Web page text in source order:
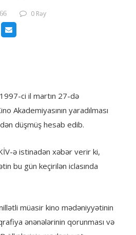
0 Rəy
ci il martın 27-də
Akademiyasının yaradılması
düşmüş hesab edib.
ə istinadən xəbər verir ki,
bu gün keçirilən iclasında
müasir kino mədəniyyətinin
ənənələrinin qorunması və